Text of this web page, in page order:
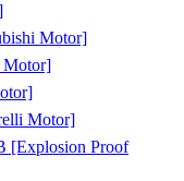
Motor]
Motor]
Proof